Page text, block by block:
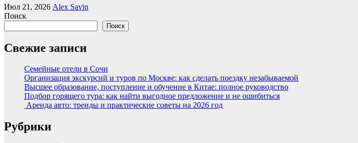
Июл 21, 2026 Alex Savin
Поиск
Поиск
Свежие записи
Семейные отели в Сочи
Организация экскурсий и туров по Москве: как сделать поездку незабываемой
Высшее образование, поступление и обучение в Китае: полное руководство
Подбор горящего тура: как найти выгодное предложение и не ошибиться
Аренда авто: тренды и практические советы на 2026 год
Рубрики